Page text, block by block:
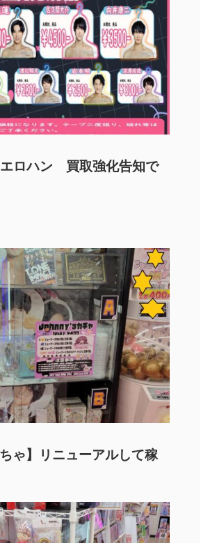
ロハン 買取強化告知で
ゃ】リニューアルして稼